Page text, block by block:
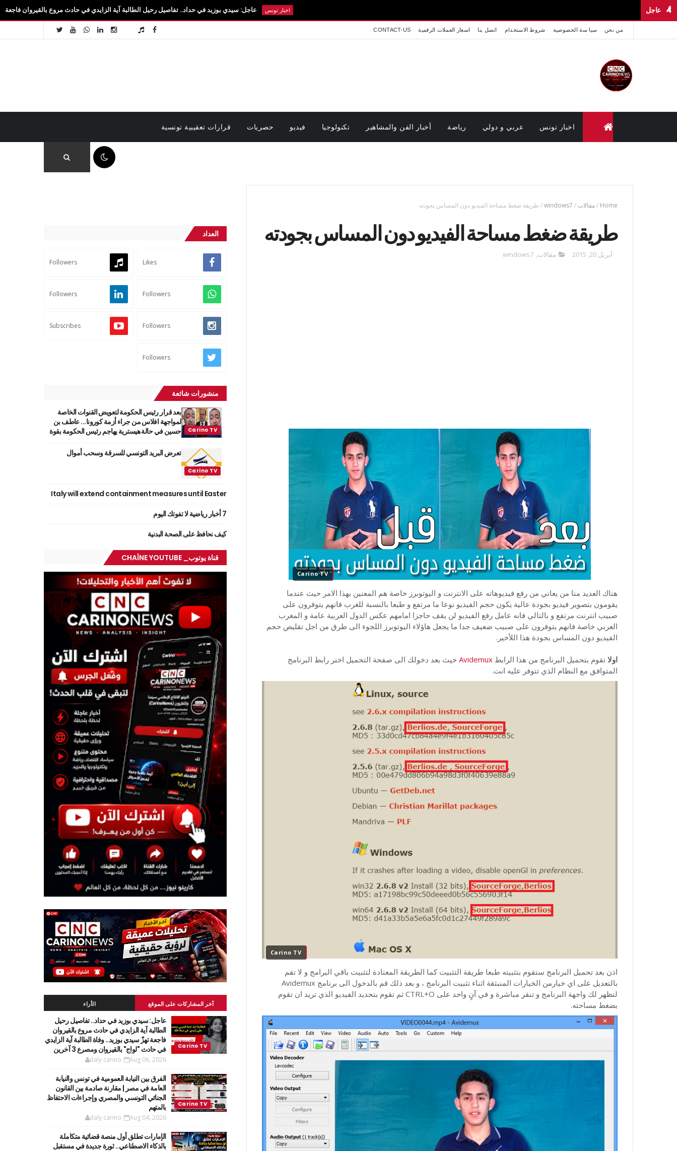
عاجل عاجل: سيدي بوزيد في حداد.. تفاصيل رحيل الطالبة آية الزايدي في حادث مروع بالقيروان فاجعة تهزّ سيدي بوزيد..
من نحن سيا سة الخصوصية شروط الاستخدام اتصل بنا اسعار العملات الرقمية CONTACT-US
اخبار تونس عربي و دولي رياضة أخبار الفن والمشاهير تكنولوجيا فيديو حصريات قرارات تعقيبية تونسية
Home
/مقالات /
windows7
/ طريقة ضغط مساحة الفيديو دون المساس بجودته
طريقة ضغط مساحة الفيديو دون المساس بجودته
أبريل 20, 2015 مقالات,
windows7
Carino TV
هناك العديد منا من يعاني من رفع فيديوهاته على الانترنت و اليوتوبرز خاصة هم المعنين بهذا الامر حيث عندما
يقومون بتصوير فيديو بجودة عالية يكون حجم الفيديو نوعا ما مرتفع و طبعا بالنسبة للغرب فانهم يتوفرون على
صبيب انترنت مرتفع و بالتالي فانه عامل رفع الفيديو لن يقف حاجزا امامهم عكس الدول العربية عامة و المغرب
العربي خاصة فانهم يتوفرون على صبيب ضعيف جدا ما يجعل هاؤلاء اليوتوبرز اللجوء الى طرق من اجل تقليص حجم
الفيديو دون المساس بجودة هذا اللأخير.
اولا تقوم بتحميل البرنامج من هذا الرابط Avidemux حيث بعد دخولك الى صفحة التحميل اختر رابط البرنامج
المتوافق مع النظام الذي تتوفر عليه انت.
Carino TV
اذن بعد تحميل البرنامج ستقوم بتثبيته طبعا طريقة التثبيت كما الطريقة المعتادة لتثبيت باقي البرامج و لا تقم
بالتعديل على اي خيارمن الخيارات المنبثقة اثناء تثبيت البرنامج ، و بعد ذلك قم بالدخول الى برنامج Avidemux
لتظهر لك واجهة البرنامج و تنقر مباشرة و في آنٍ واحد على CTRL+O ثم تقوم بتحديد الفيديو الذي تريد ان تقوم
بضغط مساحته.
العداد
Likes
Followers
Followers
Followers
Followers
Subscribes
Followers
منشورات شائعة
بعد قرار رئيس الحكومة لتعويض القنوات الخاصة
لمواجهة افلاس من جراء أزمة كورونا... عاطف بن
حسين في حالة هيسترية يهاجم رئيس الحكومة بقوة
تعرض البريد التونسي للسرقة وسحب أموال
Italy will extend containment measures until Easter
7 أخبار رياضية لا تفوتك اليوم
كيف نحافظ على الصحة البدنية
قناة يوتوب_ CHAÎNE YOUTUBE
آخر المشاركات على الموقع الأراء
عاجل: سيدي بوزيد في حداد.. تفاصيل رحيل
الطالبة آية الزايدي في حادث مروع بالقيروان
فاجعة تهزّ سيدي بوزيد.. وفاة الطالبة آية الزايدي
في حادث "لواج" بالقيروان ومصرع 3 آخرين
daly carino Aug 06, 2026
الفرق بين النيابة العمومية في تونس والنيابة
العامة في مصر | مقارنة صادمة بين القانون
الجنائي التونسي والمصري وإجراءات الاحتفاظ
بالمتهم
daly carino Aug 04, 2026
الإمارات تطلق أول منصة قضائية متكاملة
بالذكاء الاصطناعي.. ثورة جديدة في مستقبل